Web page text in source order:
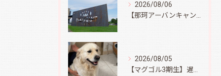
2026/08/06
【那珂アーバンキャンプフィールド】
2026/08/05
【マグゴル3期生】遅ればせながら